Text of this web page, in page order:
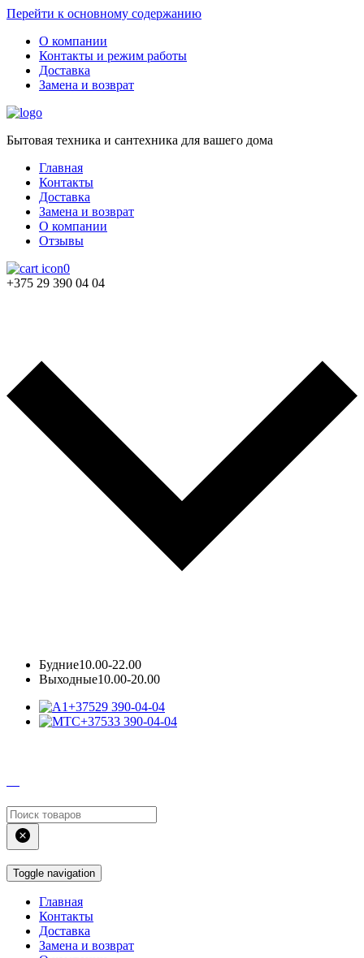
Перейти к основному содержанию
О компании
Контакты и режим работы
Доставка
Замена и возврат
Бытовая техника и сантехника для вашего дома
Главная
Контакты
Доставка
Замена и возврат
О компании
Отзывы
0
+375 29 390 04 04
Будние10.00-22.00
Выходные10.00-20.00
+37529 390-04-04
+37533 390-04-04
Toggle navigation
Главная
Контакты
Доставка
Замена и возврат